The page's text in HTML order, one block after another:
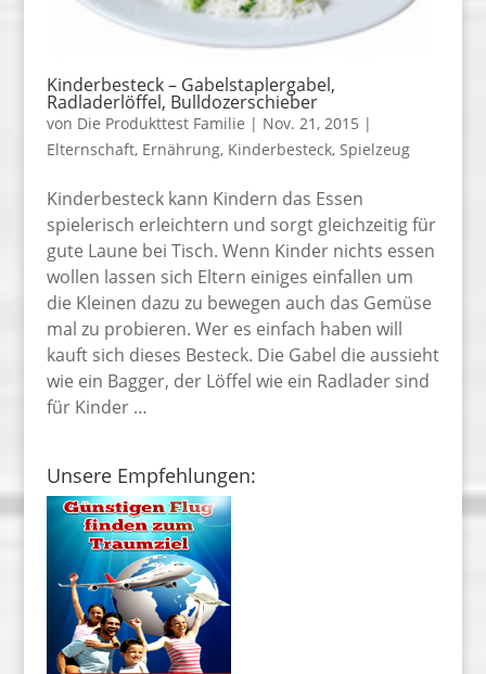
Kinderbesteck – Gabelstaplergabel,
Radladerlöffel, Bulldozerschieber
von Die Produkttest Familie | Nov. 21, 2015 |
Elternschaft, Ernährung, Kinderbesteck, Spielzeug
Kinderbesteck kann Kindern das Essen
spielerisch erleichtern und sorgt gleichzeitig für
gute Laune bei Tisch. Wenn Kinder nichts essen
wollen lassen sich Eltern einiges einfallen um
die Kleinen dazu zu bewegen auch das Gemüse
mal zu probieren. Wer es einfach haben will
kauft sich dieses Besteck. Die Gabel die aussieht
wie ein Bagger, der Löffel wie ein Radlader sind
für Kinder …
Unsere Empfehlungen: